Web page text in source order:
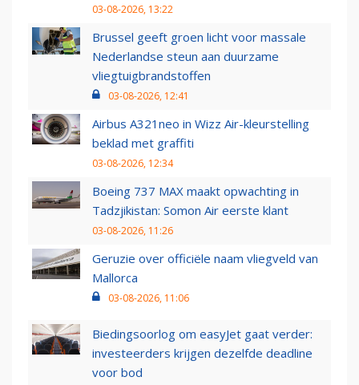
03-08-2026, 13:22
Brussel geeft groen licht voor massale
Nederlandse steun aan duurzame
vliegtuigbrandstoffen
03-08-2026, 12:41
Airbus A321neo in Wizz Air-kleurstelling
beklad met graffiti
03-08-2026, 12:34
Boeing 737 MAX maakt opwachting in
Tadzjikistan: Somon Air eerste klant
03-08-2026, 11:26
Geruzie over officiële naam vliegveld van
Mallorca
03-08-2026, 11:06
Biedingsoorlog om easyJet gaat verder:
investeerders krijgen dezelfde deadline
voor bod